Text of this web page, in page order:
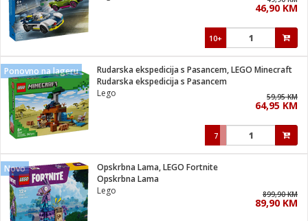
46,90 KM
10+
Ponovno na lageru
Rudarska ekspedicija s Pasancem, LEGO Minecraft
Rudarska ekspedicija s Pasancem
Lego
59,95 KM
64,95 KM
7
Novo
Opskrbna Lama, LEGO Fortnite
Opskrbna Lama
Lego
899,90 KM
89,90 KM